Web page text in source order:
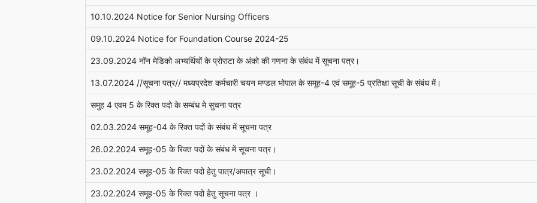
10.10.2024 Notice for Senior Nursing Officers
09.10.2024 Notice for Foundation Course 2024-25
23.09.2024 नॉन मेडिको अभ्यर्थियों के प्रोराटा के अंको की गणना के संबंध में सूचना पत्र।
13.07.2024 //सूचना पत्र// मध्यप्रदेश कर्मचारी चयन मण्डल भोपाल के समूह-4 एवं समूह-5 प्रतिक्षा सूची के संबंध में।
समुह 4 एवम 5 के रिक्त पदो के सम्बंध मे सुचना पत्र
02.03.2024 समूह-04 के रिक्त पदों के संबंध में सूचना पत्र
26.02.2024 समूह-05 के रिक्त पदों के संबंध में सूचना पत्र।
23.02.2024 समूह-05 के रिक्त पदो हेतु पात्र/अपात्र सूची।
23.02.2024 समूह-05 के रिक्त पदो हेतु सूचना पत्र ।